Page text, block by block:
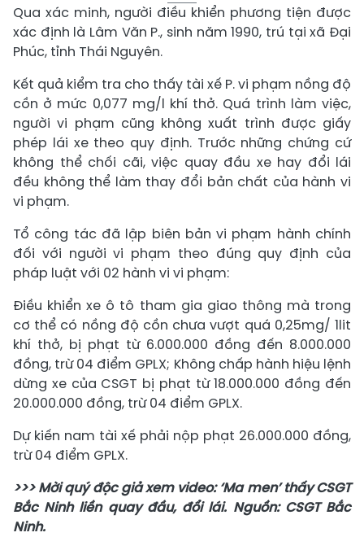
Qua xác minh, người điều khiển phương tiện được
xác định là Lâm Văn P., sinh năm 1990, trú tại xã Đại
Phúc, tỉnh Thái Nguyên.
Kết quả kiểm tra cho thấy tài xế P. vi phạm nồng độ
cồn ở mức 0,077 mg/l khí thở. Quá trình làm việc,
người vi phạm cũng không xuất trình được giấy
phép lái xe theo quy định. Trước những chứng cứ
không thể chối cãi, việc quay đầu xe hay đổi lái
đều không thể làm thay đổi bản chất của hành vi
vi phạm.
Tổ công tác đã lập biên bản vi phạm hành chính
đối với người vi phạm theo đúng quy định của
pháp luật với 02 hành vi vi phạm:
Điều khiển xe ô tô tham gia giao thông mà trong
cơ thể có nồng độ cồn chưa vượt quá 0,25mg/ 1lit
khí thở, bị phạt từ 6.000.000 đồng đến 8.000.000
đồng, trừ 04 điểm GPLX; Không chấp hành hiệu lệnh
dừng xe của CSGT bị phạt từ 18.000.000 đồng đến
20.000.000 đồng, trừ 04 điểm GPLX.
Dự kiến nam tài xế phải nộp phạt 26.000.000 đồng,
trừ 04 điểm GPLX.
>>> Mời quý độc giả xem video: ‘Ma men’ thấy CSGT
Bắc Ninh liền quay đầu, đổi lái. Nguồn: CSGT Bắc
Ninh.